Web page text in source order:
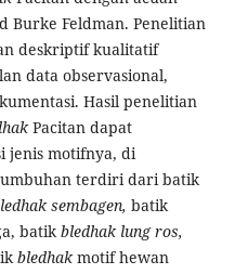
Burke Feldman. Penelitian
deskriptif kualitatif
data observasional,
Hasil penelitian
Pacitan dapat
jenis motifnya, di
terdiri dari batik
sembagen, batik
batikbledhak lung ros,
bledhakmotif hewan